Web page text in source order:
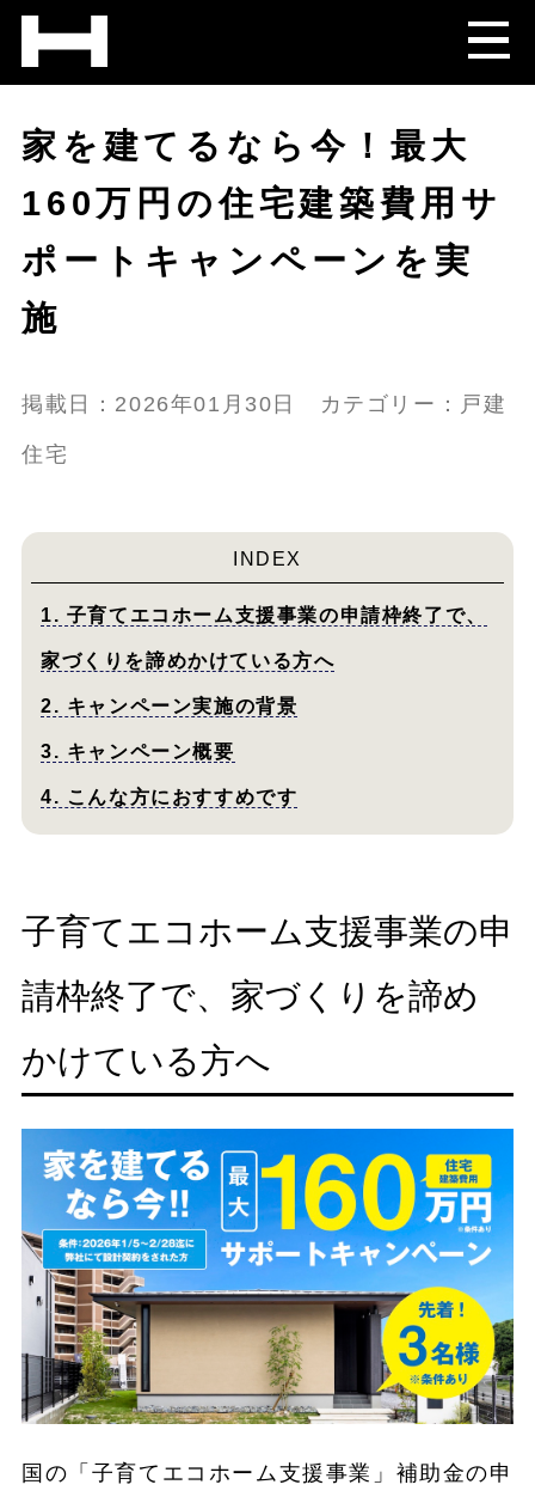
家を建てるなら今！最大
160万円の住宅建築費用サ
ポートキャンペーンを実
施
掲載日：2026年01月30日 カテゴリー：戸建
住宅
INDEX
1. 子育てエコホーム支援事業の申請枠終了で、
家づくりを諦めかけている方へ
2. キャンペーン実施の背景
3. キャンペーン概要
4. こんな方におすすめです
子育てエコホーム支援事業の申
請枠終了で、家づくりを諦め
かけている方へ
国の「子育てエコホーム支援事業」補助金の申